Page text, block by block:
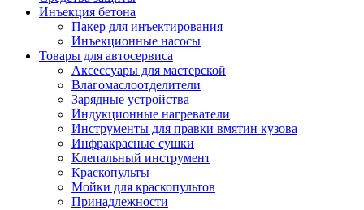
Инъекция бетона
Пакер для инъектирования
Инъекционные насосы
Товары для автосервиса
Аксессуары для мастерской
Влагомаслоотделители
Зарядные устройства
Индукционные нагреватели
Инструменты для правки вмятин кузова
Инфракрасные сушки
Клепальный инструмент
Краскопульты
Мойки для краскопультов
Принадлежности